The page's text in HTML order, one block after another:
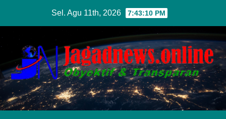
content
Sel. Agu 11th, 2026 7:43:12 PM